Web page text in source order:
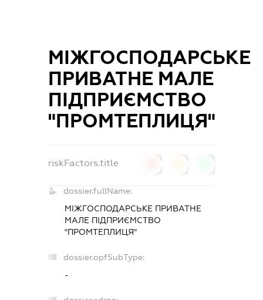
МІЖГОСПОДАРСЬКЕ
ПРИВАТНЕ МАЛЕ
ПІДПРИЄМСТВО
"ПРОМТЕПЛИЦЯ"
riskFactors.title
dossier.fullName:
МІЖГОСПОДАРСЬКЕ ПРИВАТНЕ
МАЛЕ ПІДПРИЄМСТВО
"ПРОМТЕПЛИЦЯ"
dossier.opfSubType:
-